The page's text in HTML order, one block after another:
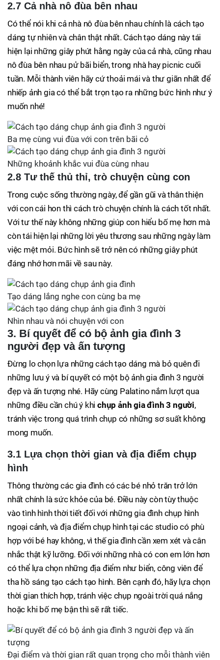
2.7 Cả nhà nô đùa bên nhau
Có thể nói khi cả nhà nô đùa bên nhau chính là cách tạo
dáng tự nhiên và chân thật nhất. Cách tạo dáng này tái
hiện lại những giây phút hằng ngày của cả nhà, cũng nhau
nô đùa bên nhau pử bãi biển, trong nhà hay picnic cuối
tuần. Mỗi thành viên hãy cứ thoải mái và thư giãn nhất để
nhiếp ảnh gia có thể bắt trọn tạo ra những bức hình như ý
muốn nhé!
Ba mẹ cùng vui đùa với con trên bãi cỏ
Những khoảnh khắc vui đùa cùng nhau
2.8 Tư thế thủ thỉ, trò chuyện cùng con
Trong cuộc sống thường ngày, để gần gũi và thân thiện
với con cái hon thì cách trò chuyện chính là cách tốt nhất.
Với tư thế này không những giúp con hiểu bố mẹ hơn mà
còn tái hiện lại những lời yêu thương sau những ngày làm
việc mệt mỏi. Bức hình sẽ trở nên có những giây phút
đáng nhớ hơn mãi về sau này.
Tạo dáng lắng nghe con cùng ba mẹ
Nhìn nhau và nói chuyện với con
3. Bí quyết để có bộ ảnh gia đình 3
người đẹp và ấn tượng
Đừng lo chọn lựa những cách tạo dáng mà bỏ quên đi
những lưu ý và bí quyết có một bộ ảnh gia đình 3 người
đẹp và ấn tượng nhé. Hãy cùng Palatino nắm lượt qua
những điều cần chú ý khichụp ảnh gia đình 3 người,
tránh việc trong quá trình chụp có những sơ suất không
mong muốn.
3.1 Lựa chọn thời gian và địa điểm chụp
hình
Thông thường các gia đình có các bé nhỏ trăn trở lớn
nhất chính là sức khỏe của bé. Điều này còn tùy thuộc
vào tình hình thời tiết đối với những gia đình chụp hình
ngoại cảnh, và địa điểm chụp hình tại các studio có phù
hợp với bé hay không, vì thế gia đình cần xem xét và cân
nhắc thật kỹ lưỡng. Đối với những nhà có con em lớn hơn
có thể lựa chọn những địa điểm như biển, công viên để
tha hồ sáng tạo cách tạo hình. Bên cạnh đó, hãy lựa chọn
thời gian thích hợp, tránh việc chụp ngoài trời quá nắng
hoặc khi bố mẹ bận thì sẽ rất tiếc.
Đại điểm và thời gian rất quan trọng cho mỗi thành viên